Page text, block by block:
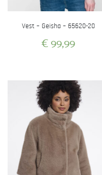
Vest – Geisha – 65620-20
€99,99
heeft
meerdere
variaties.
Deze
optie
kan
gekozen
worden